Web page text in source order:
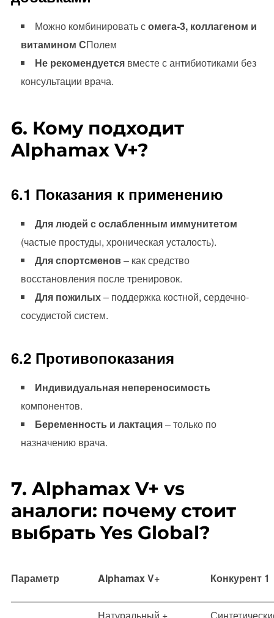
Можно комбинировать сомега-3, коллагеном и
витамином СПолем
Не рекомендуетсявместе с антибиотиками без
консультации врача.
6. Кому подходит
Alphamax V+?
6.1 Показания к применению
Для людей с ослабленным иммунитетом
(частые простуды, хроническая усталость).
Для спортсменов– как средство
восстановления после тренировок.
Для пожилых– поддержка костной, сердечно-
сосудистой систем.
6.2 Противопоказания
Индивидуальная непереносимость
компонентов.
Беременность и лактация– только по
назначению врача.
7. Alphamax V+ vs
аналоги: почему стоит
выбрать Yes Global?
Параметр Alphamax V+ Конкурент 1